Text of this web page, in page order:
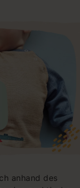
anhand des